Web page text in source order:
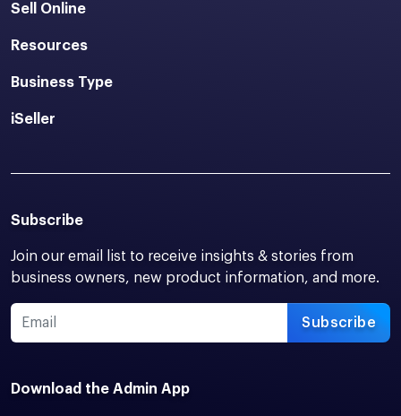
Sell Online
Resources
Business Type
iSeller
Subscribe
Join our email list to receive insights & stories from
business owners, new product information, and more.
Subscribe
Download the Admin App